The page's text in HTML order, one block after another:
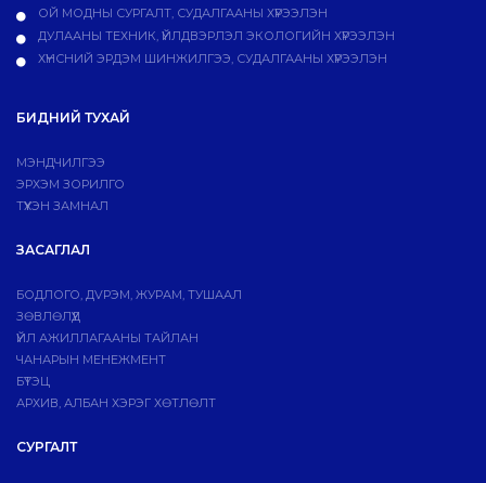
ОЙ МОДНЫ СУРГАЛТ, СУДАЛГААНЫ ХҮРЭЭЛЭН
ДУЛААНЫ ТЕХНИК, ҮЙЛДВЭРЛЭЛ ЭКОЛОГИЙН ХҮРЭЭЛЭН
ХҮНСНИЙ ЭРДЭМ ШИНЖИЛГЭЭ, СУДАЛГААНЫ ХҮРЭЭЛЭН
БИДНИЙ ТУХАЙ
МЭНДЧИЛГЭЭ
ЭРХЭМ ЗОРИЛГО
ТҮҮХЭН ЗАМНАЛ
ЗАСАГЛАЛ
БОДЛОГО, ДVРЭМ, ЖУРАМ, ТУШААЛ
ЗӨВЛӨЛҮҮД
ҮЙЛ АЖИЛЛАГААНЫ ТАЙЛАН
ЧАНАРЫН МЕНЕЖМЕНТ
БҮТЭЦ
АРХИВ, АЛБАН ХЭРЭГ ХӨТЛӨЛТ
СУРГАЛТ